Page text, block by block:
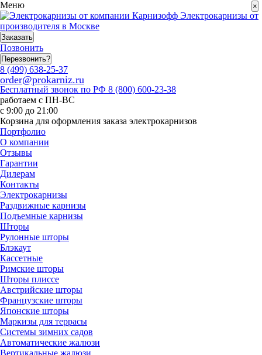
Меню
Электрокарнизы от
производителя в Москве
Заказать
Позвонить
Перезвонить?
8 (499) 638-25-37
order@prokarniz.ru
Бесплатный звонок по РФ 8 (800) 600-23-38
работаем с ПН-ВС
с 9:00 до 21:00
Корзина для оформления заказа электрокарнизов
Портфолио
О компании
Отзывы
Гарантии
Дилерам
Контакты
Электрокарнизы
Раздвижные карнизы
Подъемные карнизы
Шторы
Рулонные шторы
Блэкаут
Кассетные
Римские шторы
Шторы плиссе
Австрийские шторы
Французские шторы
Японские шторы
Маркизы для террасы
Системы зимних садов
Автоматические жалюзи
Вертикальные жалюзи
×